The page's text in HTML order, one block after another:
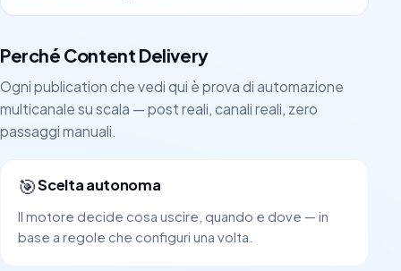
Perché Content Delivery
Ogni publication che vedi qui è prova di automazione
multicanale su scala — post reali, canali reali, zero
passaggi manuali.
🎯Scelta autonoma
Il motore decide cosa uscire, quando e dove — in
base a regole che configuri una volta.